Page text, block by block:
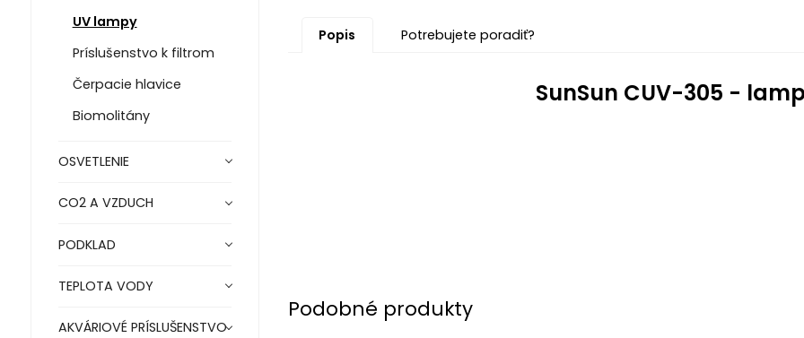
UV lampy
Príslušenstvo k filtrom
Čerpacie hlavice
Biomolitány
OSVETLENIE
CO2 A VZDUCH
PODKLAD
TEPLOTA VODY
AKVÁRIOVÉ PRÍSLUŠENSTVO
Popis Potrebujete poradiť?
SunSun CUV-305 -
Podobné produkty